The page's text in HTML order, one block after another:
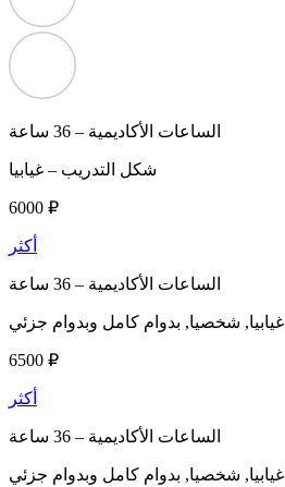
الساعات الأكاديمية –
شكل التدريب – غيابيا
6000 ₽
أكثر
الساعات الأكاديمية –
غيابيا, شخصيا, بدوام كامل وبدوام جزئي
6500 ₽
أكثر
الساعات الأكاديمية –
غيابيا, شخصيا, بدوام كامل وبدوام جزئي